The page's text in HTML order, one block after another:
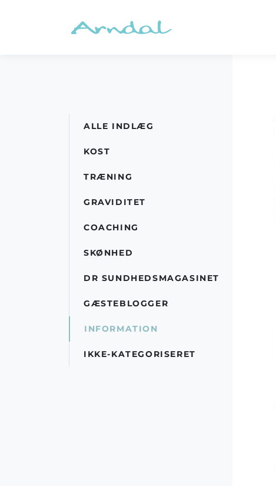
ALLE INDLÆG
KOST
TRÆNING
GRAVIDITET
COACHING
SKØNHED
DR SUNDHEDSMAGASINET
GÆSTEBLOGGER
INFORMATION
IKKE-KATEGORISERET